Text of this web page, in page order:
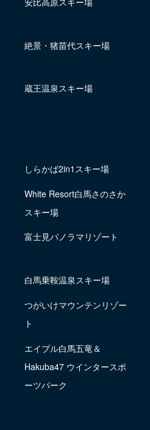
絶景・猪苗代スキー場
蔵王温泉スキー場
しらかば2in1スキー場
White Resort白馬さのさか
スキー場
富士見パノラマリゾート
白馬乗鞍温泉スキー場
つがいけマウンテンリゾー
ト
エイブル白馬五竜＆
Hakuba47 ウインタースポ
ーツパーク